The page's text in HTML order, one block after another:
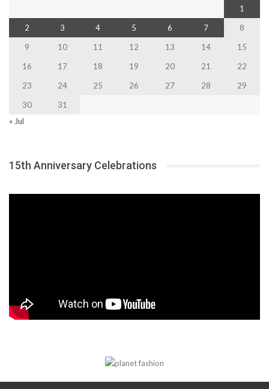
1
2
3 4 5 6 7
8
9
10 11 12 13 14
15
16
17 18 19 20 21
22
23
24 25 26 27 28
29
30
31
« Jul
15th Anniversary Celebrations